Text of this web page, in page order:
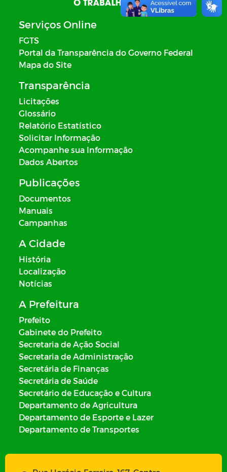
Serviços Online
FGTS
Portal da Transparência do Governo Federal
Mapa do Site
Transparência
Licitações
Glossário
Relatório Estatístico
Solicitar Informação
Acompanhe sua Informação
Dados Abertos
Publicações
Documentos
Manuais
Campanhas
A Cidade
História
Localização
Notícias
A Prefeitura
Prefeito
Gabinete do Prefeito
Secretaria de Ação Social
Secretaria de Administração
Secretária de Finanças
Secretária de Saúde
Secretário de Educação e Cultura
Departamento de Agricultura
Departamento de Esporte e Lazer
Departamento de Transportes